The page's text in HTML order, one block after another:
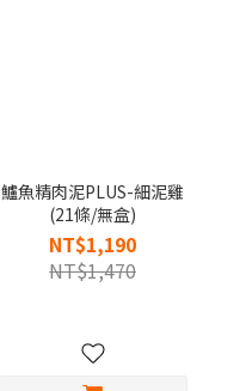
鱸魚精肉泥PLUS-細泥雞
(21條/無盒)
NT$1,190
NT$1,470